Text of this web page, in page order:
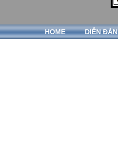
HOME DIỄN ĐÀN